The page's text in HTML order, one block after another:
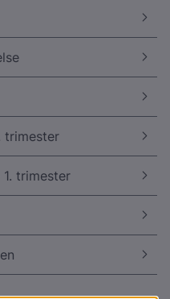
trimester
trimester